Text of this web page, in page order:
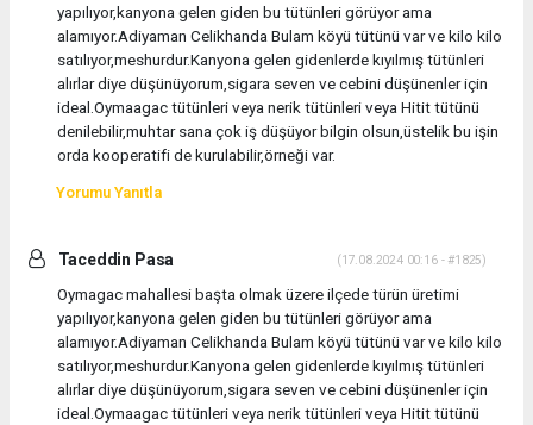
yapılıyor,kanyona gelen giden bu tütünleri görüyor ama
alamıyor.Adiyaman Celikhanda Bulam köyü tütünü var ve kilo kilo
satılıyor,meshurdur.Kanyona gelen gidenlerde kıyılmış tütünleri
alırlar diye düşünüyorum,sigara seven ve cebini düşünenler için
ideal.Oymaagac tütünleri veya nerik tütünleri veya Hitit tütünü
denilebilir,muhtar sana çok iş düşüyor bilgin olsun,üstelik bu işin
orda kooperatifi de kurulabilir,örneği var.
Yorumu Yanıtla
Taceddin Pasa (17.08.2024 00:16 - #1825)
Oymagac mahallesi başta olmak üzere ilçede türün üretimi
yapılıyor,kanyona gelen giden bu tütünleri görüyor ama
alamıyor.Adiyaman Celikhanda Bulam köyü tütünü var ve kilo kilo
satılıyor,meshurdur.Kanyona gelen gidenlerde kıyılmış tütünleri
alırlar diye düşünüyorum,sigara seven ve cebini düşünenler için
ideal.Oymaagac tütünleri veya nerik tütünleri veya Hitit tütünü